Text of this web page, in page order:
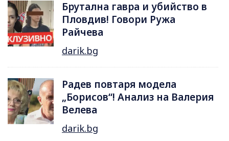
Брутална гавра и убийство в
Пловдив! Говори Ружа
Райчева
darik.bg
Радев повтаря модела
„Борисов“! Анализ на Валерия
Велева
darik.bg